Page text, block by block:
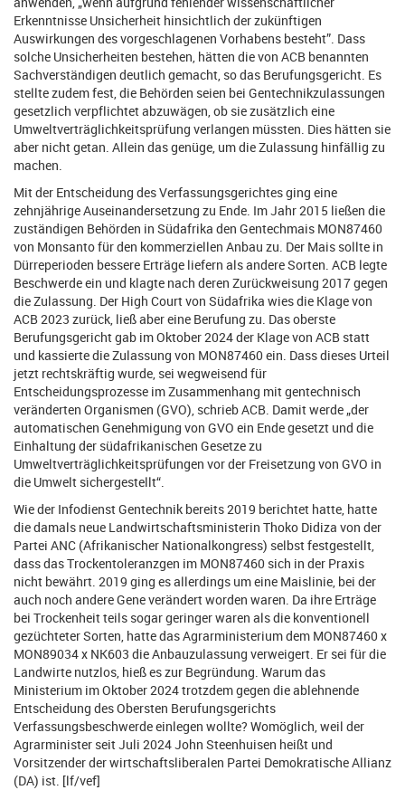
Erkenntnisse Unsicherheit hinsichtlich der zukünftigen
Auswirkungen des vorgeschlagenen Vorhabens besteht”. Dass
solche Unsicherheiten bestehen, hätten die von ACB benannten
Sachverständigen deutlich gemacht, so das Berufungsgericht. Es
stellte zudem fest, die Behörden seien bei Gentechnikzulassungen
gesetzlich verpflichtet abzuwägen, ob sie zusätzlich eine
Umweltverträglichkeitsprüfung verlangen müssten. Dies hätten sie
aber nicht getan. Allein das genüge, um die Zulassung hinfällig zu
machen.
Mit der Entscheidung des Verfassungsgerichtes ging eine
zehnjährige Auseinandersetzung zu Ende. Im Jahr 2015 ließen die
zuständigen Behörden in Südafrika den Gentechmais MON87460
von Monsanto für den kommerziellen Anbau zu. Der Mais sollte in
Dürreperioden bessere Erträge liefern als andere Sorten. ACB legte
Beschwerde ein und klagte nach deren Zurückweisung 2017 gegen
die Zulassung. Der High Court von Südafrika wies die Klage von
ACB 2023 zurück, ließ aber eine Berufung zu. Das oberste
Berufungsgericht gab im Oktober 2024 der Klage von ACB statt
und kassierte die Zulassung von MON87460 ein. Dass dieses Urteil
jetzt rechtskräftig wurde, sei wegweisend für
Entscheidungsprozesse im Zusammenhang mit gentechnisch
veränderten Organismen (GVO), schrieb ACB. Damit werde „der
automatischen Genehmigung von GVO ein Ende gesetzt und die
Einhaltung der südafrikanischen Gesetze zu
Umweltverträglichkeitsprüfungen vor der Freisetzung von GVO in
die Umwelt sichergestellt“.
Wie der Infodienst Gentechnik bereits 2019 berichtet hatte, hatte
die damals neue Landwirtschaftsministerin Thoko Didiza von der
Partei ANC (Afrikanischer Nationalkongress) selbst festgestellt,
dass das Trockentoleranzgen im MON87460 sich in der Praxis
nicht bewährt. 2019 ging es allerdings um eine Maislinie, bei der
auch noch andere Gene verändert worden waren. Da ihre Erträge
bei Trockenheit teils sogar geringer waren als die konventionell
gezüchteter Sorten, hatte das Agrarministerium dem MON87460 x
MON89034 x NK603 die Anbauzulassung verweigert. Er sei für die
Landwirte nutzlos, hieß es zur Begründung. Warum das
Ministerium im Oktober 2024 trotzdem gegen die ablehnende
Entscheidung des Obersten Berufungsgerichts
Verfassungsbeschwerde einlegen wollte? Womöglich, weil der
Agrarminister seit Juli 2024 John Steenhuisen heißt und
Vorsitzender der wirtschaftsliberalen Partei Demokratische Allianz
(DA) ist. [lf/vef]